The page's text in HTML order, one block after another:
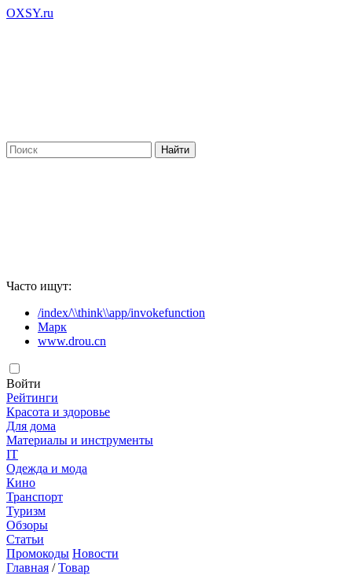
OXSY.ru
Часто ищут:
/index/\\think\\app/invokefunction
Марк
www.drou.cn
Войти
Рейтинги
Красота и здоровье
Для дома
Материалы и инструменты
IT
Одежда и мода
Кино
Транспорт
Туризм
Обзоры
Статьи
Промокоды Новости
Главная /Товар